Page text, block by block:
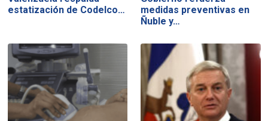
estatización de Codelco…
medidas preventivas en
Ñuble y…